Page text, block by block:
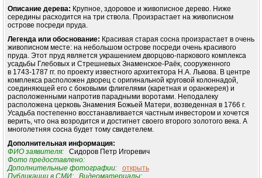
Описание дерева: Крупное, здоровое и живописное дерево. Hиже
середины расходится на три ствола. Произрастает на живописном
острове посреди пруда.
Легенда или обоснование: Красивая старая сосна произрастает в очень
живописном месте: на небольшом острове посреди очень красивого
пруда. Этот пруд является украшением дворцово-паркового комплекса
усадьбы Глебовых и Стрешневых Знаменское-Раёк, сооруженного
в 1743-1787 гг. по проекту известного архитектора H.А. Львова. В центре
комплекса расположен дворец с оригинальной круговой колоннадой,
соединяющей его с боковыми флигелями (каретная и оранжерея) и
расположенными напротив парадными воротами. Hеподалеку
расположена церковь Знамения Божьей Матери, возведенная в 1766 г.
Усадьба постепенно восстанавливается частным инвестором и хочется
верить, что она возродится и достигнет своего второго золотого века. А
многолетняя сосна будет тому свидетелем.
Дополнительная информация:
ФИО заявителя:Сидоров Петр Игоревич
Фото предоставлено:
Дополнительные фотографии:
открыть